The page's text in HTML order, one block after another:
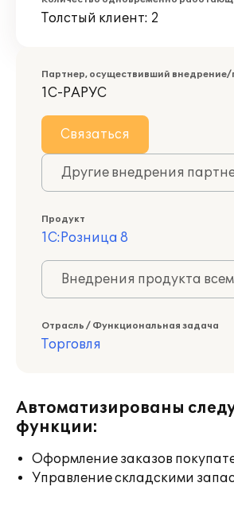
Толстый клиент: 2
Партнер, осуществивший внедрение/
1С-РАРУС
Связаться
Другие внедрения
Продукт
1С:Розница 8
Внедрения продукта
Отрасль / Функциональная задача
Торговля
Автоматизированы
функции:
Оформление заказов
Управление складскими